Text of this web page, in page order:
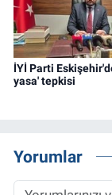
İYİ Parti
yasa' tepkisi
Yorumlar